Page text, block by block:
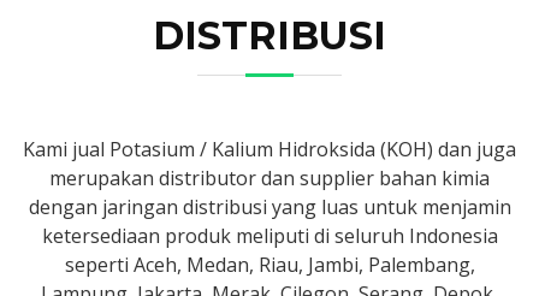
DISTRIBUSI
Kami jual Potasium / Kalium Hidroksida (KOH) dan juga
merupakan distributor dan supplier bahan kimia
dengan jaringan distribusi yang luas untuk menjamin
ketersediaan produk meliputi di seluruh Indonesia
seperti Aceh, Medan, Riau, Jambi, Palembang,